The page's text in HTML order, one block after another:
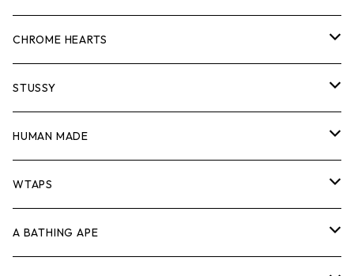
スウェット/ニット
シャツ
ジャケット
パンツ
キャップ・ハット
ロンTEE
スウェット/ニット
シャツ
ジャケット
パンツ
Tシャツ
ロンTEE
スウェット/ニット
シャツ
ジャケット
CHROME HEARTS
Tシャツ
ロンTEE
スウェット/ニット
シャツ
STUSSY
Tシャツ
ロンTEE
スウェット/ニット
HUMAN MADE
Tシャツ
ロンT
WTAPS
Tシャツ
A BATHING APE